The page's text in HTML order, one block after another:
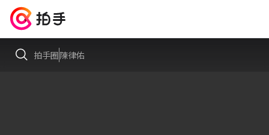
拍手圈陳律佑